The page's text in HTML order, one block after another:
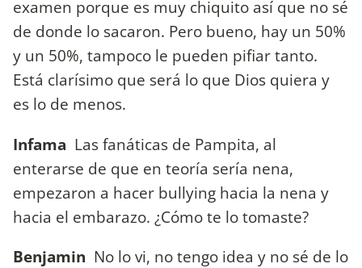
examen porque es muy chiquito así que no sé
de donde lo sacaron. Pero bueno, hay un 50%
y un 50%, tampoco le pueden pifiar tanto.
Está clarísimo que será lo que Dios quiera y
es lo de menos.
Infama Las fanáticas de Pampita, al
enterarse de que en teoría sería nena,
empezaron a hacer bullying hacia la nena y
hacia el embarazo. ¿Cómo te lo tomaste?
Benjamin No lo vi, no tengo idea y no sé de lo